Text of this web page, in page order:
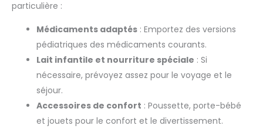
particulière :
Médicaments adaptés : Emportez des versions
pédiatriques des médicaments courants.
Lait infantile et nourriture spéciale : Si
nécessaire, prévoyez assez pour le voyage et le
séjour.
Accessoires de confort : Poussette, porte-bébé
et jouets pour le confort et le divertissement.